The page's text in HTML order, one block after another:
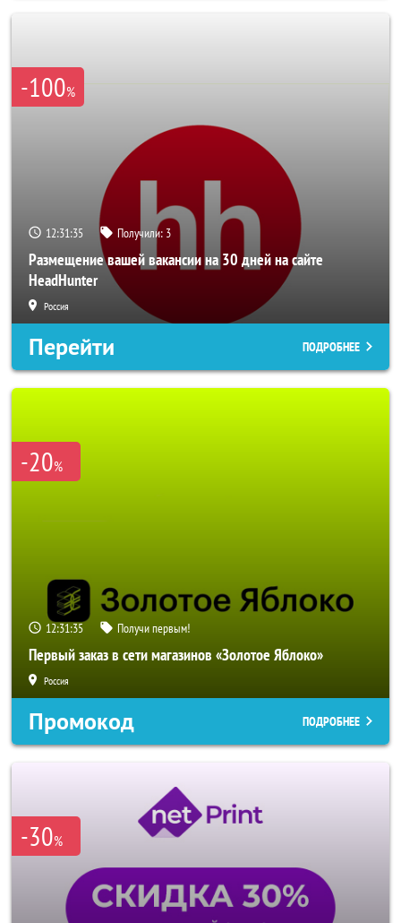
-100%
12:31:33 Получили: 3
Размещение вашей вакансии на 30 дней на сайте
HeadHunter
Россия
Перейти ПОДРОБНЕЕ
-20%
12:31:33 Получи первым!
Первый заказ в сети магазинов «Золотое Яблоко»
Россия
Промокод ПОДРОБНЕЕ
-30%